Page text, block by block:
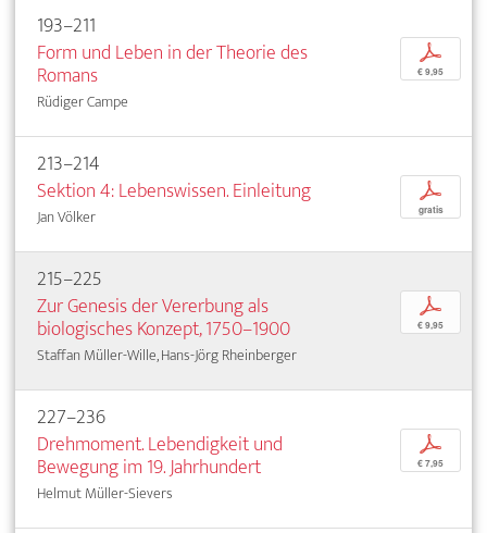
193–211
Form und Leben in der Theorie des
Romans
Rüdiger Campe
p
€ 9,95
213–214
Sektion 4: Lebenswissen. Einleitung
Jan Völker
p
gratis
215–225
Zur Genesis der Vererbung als
biologisches Konzept, 1750–1900
Staffan Müller-Wille, Hans-Jörg Rheinberger
p
€ 9,95
227–236
Drehmoment. Lebendigkeit und
Bewegung im 19. Jahrhundert
Helmut Müller-Sievers
p
€ 7,95